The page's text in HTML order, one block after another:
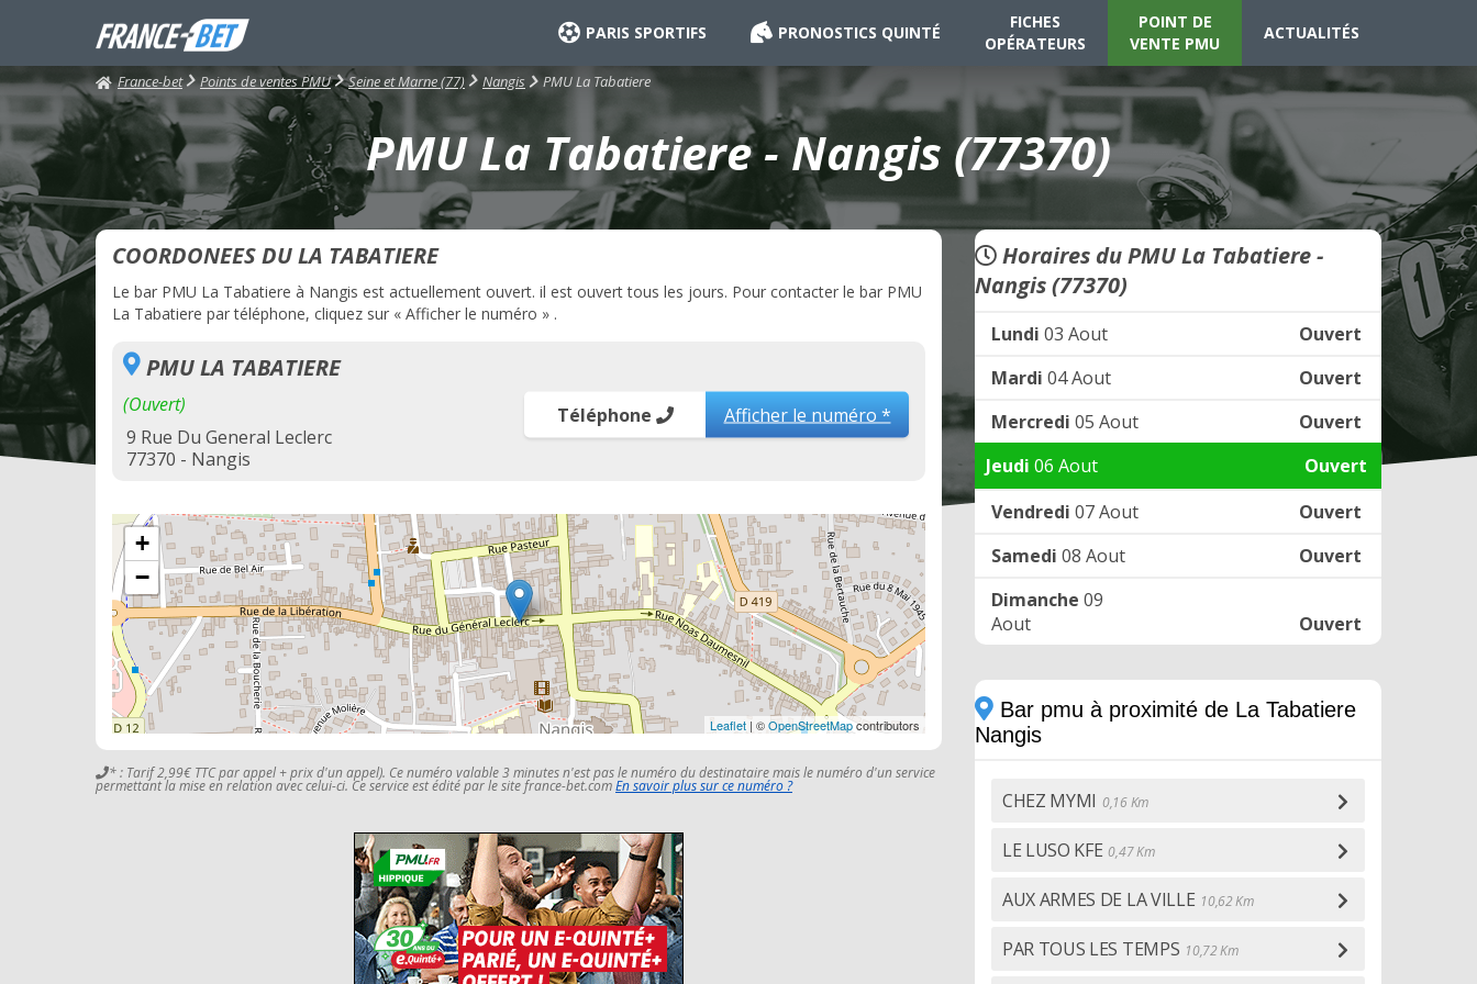
PARIS SPORTIFS PRONOSTICS QUINTÉ
FICHES
OPÉRATEURS
POINT DE
VENTE PMU
ACTUALITÉS
France-bet Points de ventes PMU Seine et Marne (77) Nangis PMU La Tabatiere
PMU La Tabatiere - Nangis (77370)
COORDONEES DU LA TABATIERE
Le bar PMU La Tabatiere à Nangis est actuellement ouvert. il est ouvert tous les jours. Pour contacter le bar PMU
La Tabatiere par téléphone, cliquez sur « Afficher le numéro » .
PMU LA TABATIERE
(Ouvert)
9 Rue Du General Leclerc
77370 - Nangis
Téléphone Afficher le numéro *
+
−
Leaflet | ©OpenStreetMapcontributors
* : Tarif 2,99€ TTC par appel + prix d'un appel). Ce numéro valable 3 minutes n'est pas le numéro du destinataire mais le numéro d'un service
permettant la mise en relation avec celui-ci. Ce service est édité par le site france-bet.comEn savoir plus sur ce numéro ?
Horaires du PMU La Tabatiere -
Nangis (77370)
Lundi 03 Aout
Ouvert
Mardi 04 Aout
Ouvert
Mercredi 05 Aout
Ouvert
Jeudi 06 Aout
Ouvert
Vendredi 07 Aout
Ouvert
Samedi 08 Aout
Ouvert
Dimanche 09
Aout
Ouvert
Bar pmu à proximité de La Tabatiere
Nangis
CHEZ MYMI 0,16 Km
LE LUSO KFE 0,47 Km
AUX ARMES DE LA VILLE 10,62 Km
PAR TOUS LES TEMPS 10,72 Km